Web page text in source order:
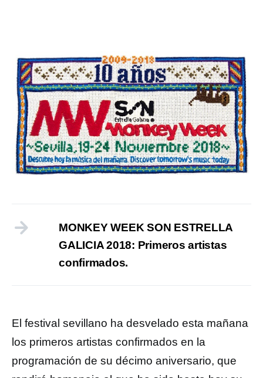
MONKEY WEEK SON ESTRELLA
GALICIA 2018: Primeros artistas
confirmados.
El festival sevillano ha desvelado esta mañana
los primeros artistas confirmados en la
programación de su décimo aniversario, que